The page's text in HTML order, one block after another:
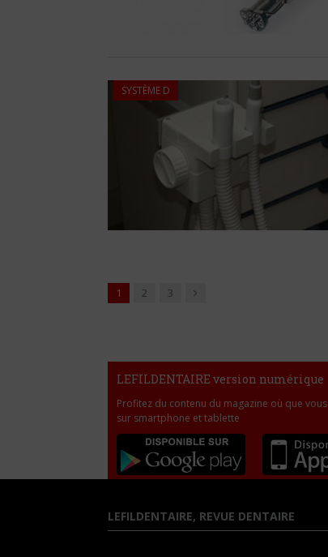
SYSTÈME D
1 2 3 Suivant
LEFILDENTAIRE version numérique
Profitez du contenu du magazine où que
sur smartphone et tablette
LEFILDENTAIRE, REVUE DENTAIRE